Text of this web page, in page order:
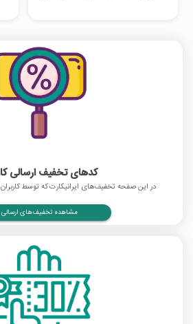
کدهای تخفیف ارسالی
در این صفحه تخفیف‌های ایرانیکارت که توسط
مشاهده تخفیف‌های ارسالی